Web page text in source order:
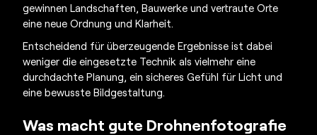
gewinnen Landschaften, Bauwerke und vertraute Orte
eine neue Ordnung und Klarheit.
Entscheidend für überzeugende Ergebnisse ist dabei
weniger die eingesetzte Technik als vielmehr eine
durchdachte Planung, ein sicheres Gefühl für Licht und
eine bewusste Bildgestaltung.
Was macht gute Drohnenfotografie